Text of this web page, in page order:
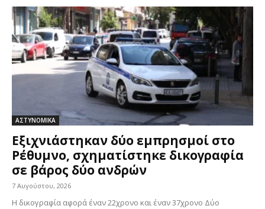
ΑΣΤΥΝΟΜΙΚΑ
Εξιχνιάστηκαν δύο εμπρησμοί στο
Ρέθυμνο, σχηματίστηκε δικογραφία
σε βάρος δύο ανδρών
7 Αυγούστου, 2026
Η δικογραφία αφορά έναν 22χρονο και έναν 37χρονο Δύο